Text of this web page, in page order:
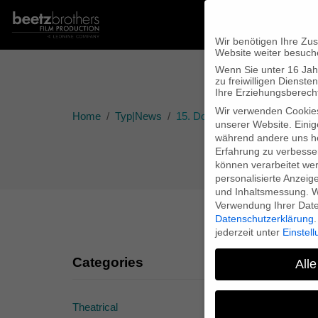
Home Typ|News 15. Doc/ Fests
Categories
Theatrical
Wir benötigen Ihre
Website weiter
Wenn Sie unter 16
zu freiwilligen
Ihre
Wir verwenden
unserer Website.
während andere uns
Erfahrung zu
können verarbeitet
personalisierte
und Inhaltsmessung.
Verwendung Ihrer
Datenschutzerklärung
jederzeit unter